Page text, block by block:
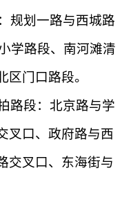
划一路与西城路
学路段、南河滩清
门口路段。
段：北京路与学
叉口、政府路与西
交叉口、东海街与